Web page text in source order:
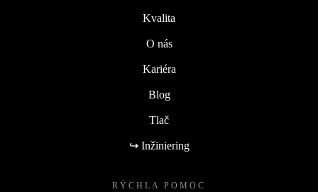
Kvalita
O nás
Kariéra
Blog
Tlač
↪ Inžiniering
RÝCHLA POMOC